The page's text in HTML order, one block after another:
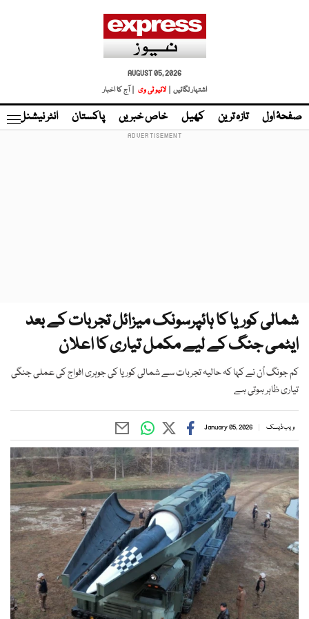
AUGUST 05, 2026
اشتہار لگائیں |
لائیو ٹی وی | آج کا اخبار
صفحۂ اول تازہ ترین کھیل خاص خبریں پاکستان انٹر نیشنل
شمالی کوریا کا ہائپرسونک میزائل تجربات کے بعد
ایٹمی جنگ کے لیے مکمل تیاری کا اعلان
کم جونگ اُن نے کہا کہ حالیہ تجربات سے شمالی کوریا کی جوہری افواج کی عملی جنگی
تیاری ظاہر ہوتی ہے
ویب ڈیسک January 05, 2026